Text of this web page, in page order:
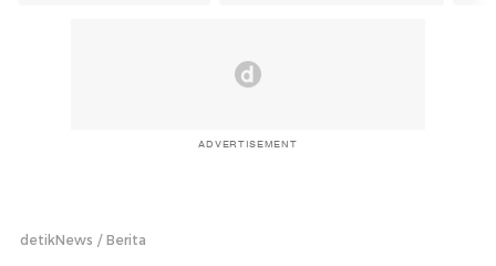
ADVERTISEMENT
detikNews Berita